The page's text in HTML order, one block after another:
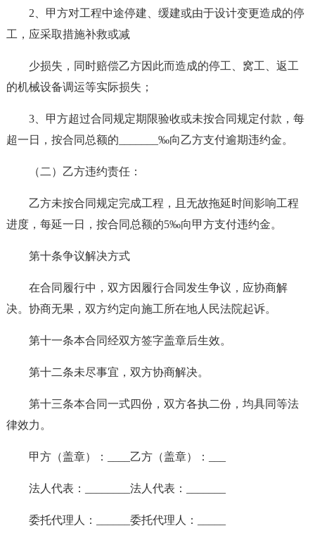
2、甲方对工程中途停建、缓建或由于设计变更造成的停
工，应采取措施补救或减
少损失，同时赔偿乙方因此而造成的停工、窝工、返工
的机械设备调运等实际损失；
3、甲方超过合同规定期限验收或未按合同规定付款，每
超一日，按合同总额的_______‰向乙方支付逾期违约金。
（二）乙方违约责任：
乙方未按合同规定完成工程，且无故拖延时间影响工程
进度，每延一日，按合同总额的5‰向甲方支付违约金。
第十条争议解决方式
在合同履行中，双方因履行合同发生争议，应协商解
决。协商无果，双方约定向施工所在地人民法院起诉。
第十一条本合同经双方签字盖章后生效。
第十二条未尽事宜，双方协商解决。
第十三条本合同一式四份，双方各执二份，均具同等法
律效力。
甲方（盖章）：____乙方（盖章）：___
法人代表：________法人代表：_______
委托代理人：______委托代理人：_____